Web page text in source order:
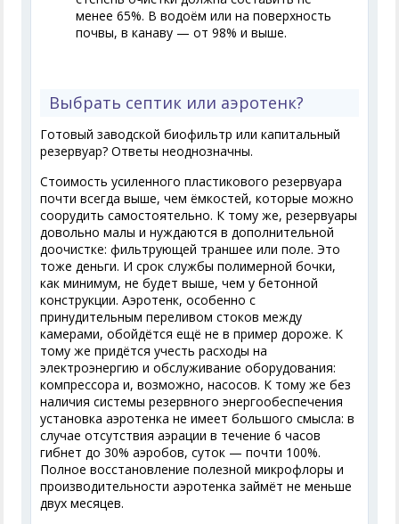
менее 65%. В водоём или на поверхность
почвы, в канаву — от 98% и выше.
Выбрать септик или аэротенк?
Готовый заводской биофильтр или капитальный
резервуар? Ответы неоднозначны.
Стоимость усиленного пластикового резервуара
почти всегда выше, чем ёмкостей, которые можно
соорудить самостоятельно. К тому же, резервуары
довольно малы и нуждаются в дополнительной
доочистке: фильтрующей траншее или поле. Это
тоже деньги. И срок службы полимерной бочки,
как минимум, не будет выше, чем у бетонной
конструкции. Аэротенк, особенно с
принудительным переливом стоков между
камерами, обойдётся ещё не в пример дороже. К
тому же придётся учесть расходы на
электроэнергию и обслуживание оборудования:
компрессора и, возможно, насосов. К тому же без
наличия системы резервного энергообеспечения
установка аэротенка не имеет большого смысла: в
случае отсутствия аэрации в течение 6 часов
гибнет до 30% аэробов, суток — почти 100%.
Полное восстановление полезной микрофлоры и
производительности аэротенка займёт не меньше
двух месяцев.